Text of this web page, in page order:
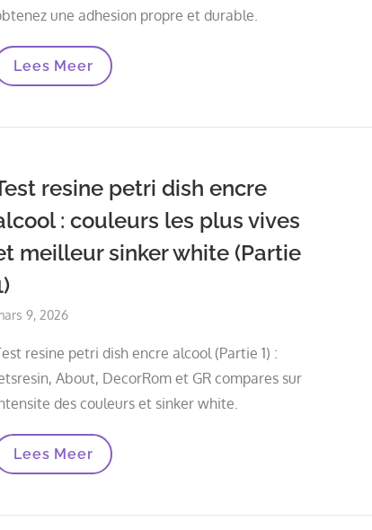
une adhesion propre et durable.
Epoxy
Quelles
Mieux
Lees Meer
resine petri dish encre
: couleurs les plus vives
meilleur sinker white (Partie
9, 2026
resine petri dish encre alcool (Partie 1) :
About, DecorRom et GR compares sur
des couleurs et sinker white.
Test
Encre
Lees Meer